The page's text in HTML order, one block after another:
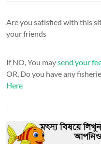
Are you satisfied with this
your friends
If NO, You maysend your
OR, Do you have any
Here